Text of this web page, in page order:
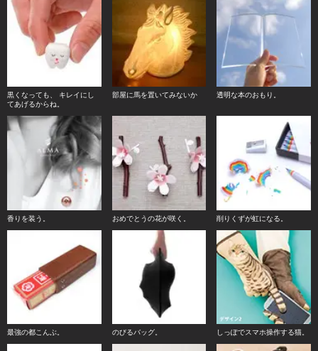
黒くなっても、 キレイにし
てあげるからね。
部屋に馬を置いてみないか 透明な本のおもり。
香りを装う。 おめでとうの花が咲く。 削りくずが虹になる。
最強の都こんぶ。 のびるバッグ。 しっぽでスマホ操作する猫。